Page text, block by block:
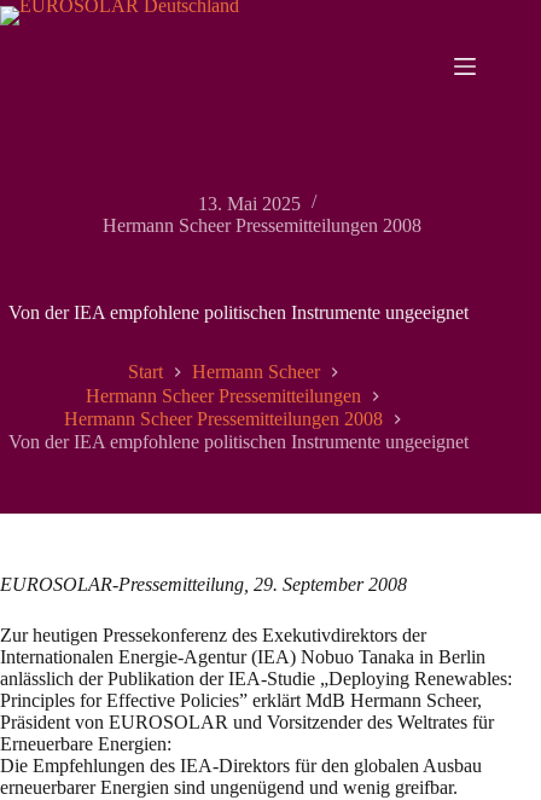
Zum
Inhalt
13. Mai 2025
Hermann Scheer Pressemitteilungen 2008
Von der IEA empfohlene politischen Instrumente ungeeignet
Start
Hermann Scheer
Hermann Scheer Pressemitteilungen
Hermann Scheer Pressemitteilungen 2008
Von der IEA empfohlene politischen Instrumente ungeeignet
EUROSOLAR-Pressemitteilung, 29. September 2008
Zur heutigen Pressekonferenz des Exekutivdirektors der
Internationalen Energie-Agentur (IEA) Nobuo Tanaka in Berlin
anlässlich der Publikation der IEA-Studie „Deploying Renewables:
Principles for Effective Policies” erklärt MdB Hermann Scheer,
Präsident von EUROSOLAR und Vorsitzender des Weltrates für
Erneuerbare Energien:
Die Empfehlungen des IEA-Direktors für den globalen Ausbau
erneuerbarer Energien sind ungenügend und wenig greifbar.